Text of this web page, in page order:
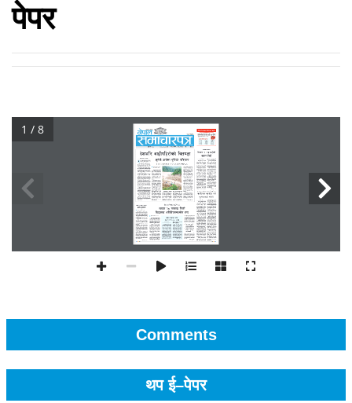
पेपर
1 / 8
Comments
थप ई–पेपर